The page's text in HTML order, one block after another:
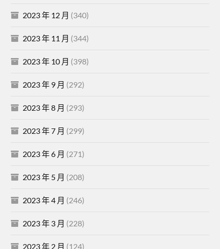
2023 年 12 月 (340)
2023 年 11 月 (344)
2023 年 10 月 (398)
2023 年 9 月 (292)
2023 年 8 月 (293)
2023 年 7 月 (299)
2023 年 6 月 (271)
2023 年 5 月 (208)
2023 年 4 月 (246)
2023 年 3 月 (228)
2023 年 2 月 (124)